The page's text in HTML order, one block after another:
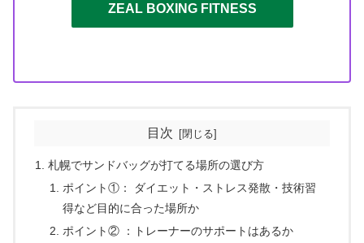
ZEAL BOXING FITNESS
目次
札幌でサンドバッグが打てる場所の選び方
ポイント①： ダイエット・ストレス発散・技術習
得など目的に合った場所か
ポイント② ：トレーナーのサポートはあるか